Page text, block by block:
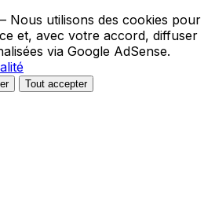
Nous utilisons des cookies pour
et, avec votre accord, diffuser
via Google AdSense.
Tout accepter